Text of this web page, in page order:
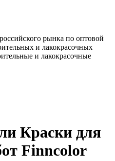
рынка по оптовой
и лакокрасочных
и лакокрасочные
Краски для
Finncolor